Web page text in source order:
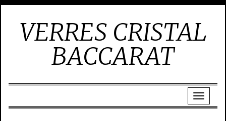
VERRES CRISTAL
BACCARAT